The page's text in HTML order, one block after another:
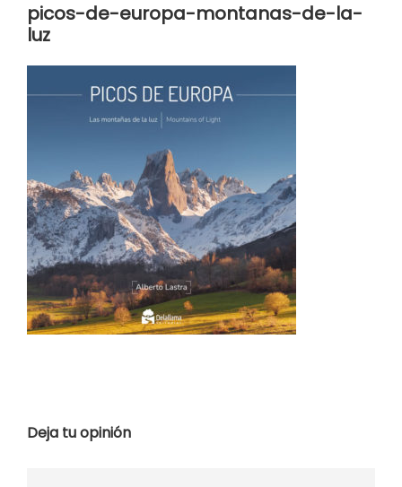
picos-de-europa-montanas-de-la-
luz
Deja tu opinión